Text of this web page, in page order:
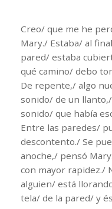
Creo/ que me he
Mary./ Estaba/ al
pared/ estaba
qué camino/ debo
De repente,/ algo
sonido/ de un
sonido/ que había
Entre las paredes/
descontento./ Se
anoche,/ pensó
con mayor rapidez./
alguien/ está
tela/ de la pared/ y